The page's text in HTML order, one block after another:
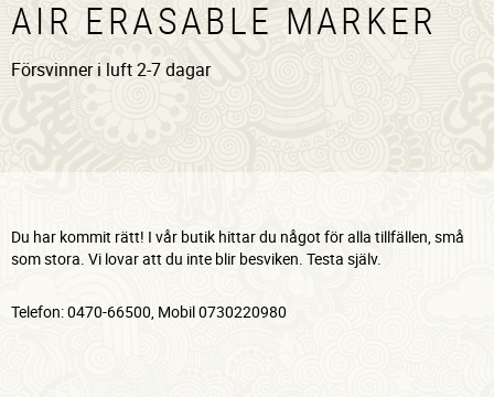
AIR ERASABLE MARKER
Försvinner i luft 2-7 dagar
Du har kommit rätt! I vår butik hittar du något för alla tillfällen, små
som stora. Vi lovar att du inte blir besviken. Testa själv.
Telefon: 0470-66500, Mobil 0730220980